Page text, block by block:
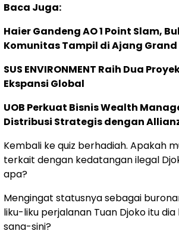
Baca Juga:
Haier Gandeng AO 1 Point Slam,
Komunitas Tampil di Ajang Grand
SUS ENVIRONMENT Raih Dua
Ekspansi Global
UOB Perkuat Bisnis Wealth
Distribusi Strategis dengan
Kembali ke quiz berhadiah. Apakah
terkait dengan kedatangan ilegal
apa?
Mengingat statusnya sebagai
liku-liku perjalanan Tuan Djoko itu
sana-sini?